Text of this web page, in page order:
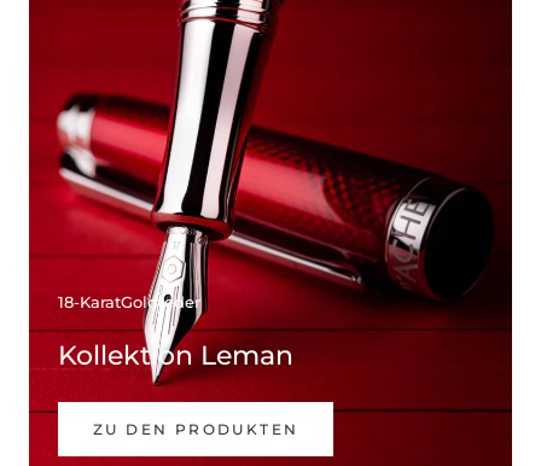
18-KaratGoldfeder
Kollektion Leman
ZU DEN PRODUKTEN